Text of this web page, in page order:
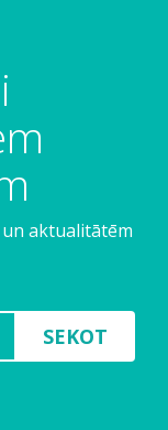
aktualitātēm
SEKOT